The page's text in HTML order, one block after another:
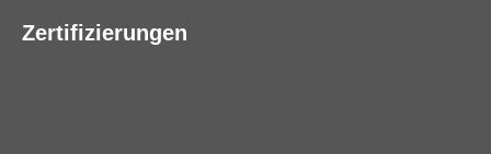
Zertifizierungen